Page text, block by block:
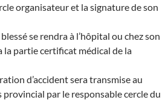
organisateur et la signature de son
se rendra à l’hôpital ou chez son
la partie certificat médical de la
d’accident sera transmise au
provincial par le responsable cercle du